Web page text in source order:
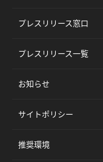
プレスリリース窓口
プレスリリース一覧
お知らせ
サイトポリシー
推奨環境